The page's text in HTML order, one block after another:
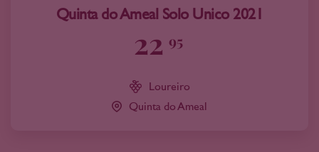
Quinta do Ameal Solo Unico 2021
22 95
Loureiro
Quinta do Ameal